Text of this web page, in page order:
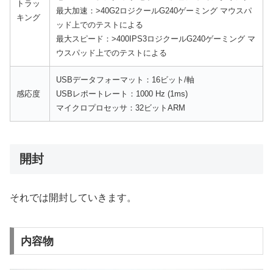
トラッ
キング
最大加速：>40G2ロジクールG240ゲーミング マウスパ
ッド上でのテストによる
最大スピード：>400IPS3ロジクールG240ゲーミング マ
ウスパッド上でのテストによる
感応度
USBデータフォーマット：16ビット/軸
USBレポートレート：1000 Hz (1ms)
マイクロプロセッサ：32ビットARM
開封
それでは開封していきます。
内容物